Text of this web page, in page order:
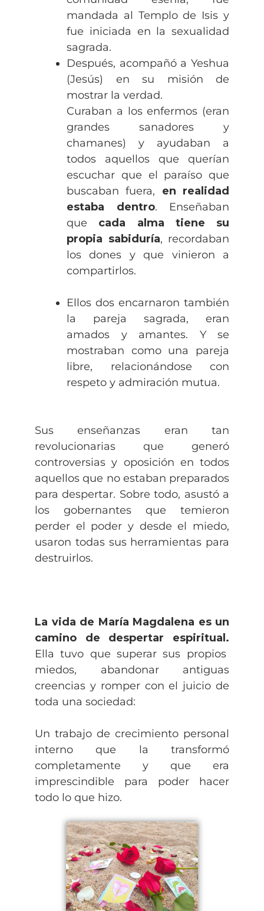
mandada al Templo de Isis y
fue iniciada en la sexualidad
sagrada.
Después, acompañó a Yeshua
(Jesús) en su misión de
mostrar la verdad.
Curaban a los enfermos (eran
grandes sanadores y
chamanes) y ayudaban a
todos aquellos que querían
escuchar que el paraíso que
buscaban fuera, en realidad
estaba dentro. Enseñaban
que cada alma tiene su
propia sabiduría, recordaban
los dones y que vinieron a
compartirlos.
Ellos dos encarnaron también
la pareja sagrada, eran
amados y amantes. Y se
mostraban como una pareja
libre, relacionándose con
respeto y admiración mutua.
Sus enseñanzas eran tan
revolucionarias que generó
controversias y oposición en todos
aquellos que no estaban preparados
para despertar. Sobre todo, asustó a
los gobernantes que temieron
perder el poder y desde el miedo,
usaron todas sus herramientas para
destruirlos.
La vida de María Magdalena es un
camino de despertar espiritual.
Ella tuvo que superar sus propios
miedos, abandonar antiguas
creencias y romper con el juicio de
toda una sociedad:
Un trabajo de crecimiento personal
interno que la transformó
completamente y que era
imprescindible para poder hacer
todo lo que hizo.